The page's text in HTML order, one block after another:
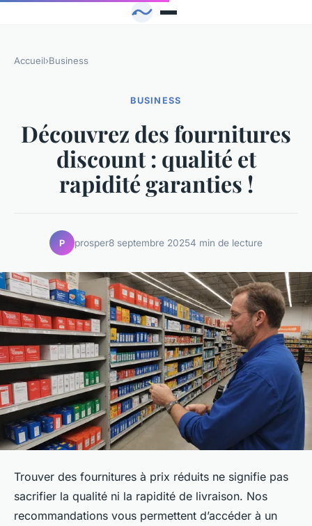
Accueil›Business
BUSINESS
Découvrez des fournitures
discount : qualité et
rapidité garanties !
P prosper8 septembre 20254 min de lecture
Trouver des fournitures à prix réduits ne signifie pas
sacrifier la qualité ni la rapidité de livraison. Nos
recommandations vous permettent d’accéder à un